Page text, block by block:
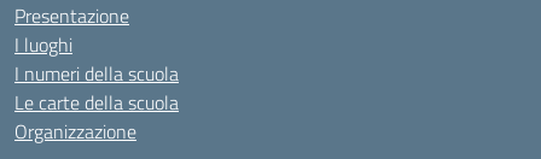
Presentazione
I luoghi
I numeri della scuola
Le carte della scuola
Organizzazione